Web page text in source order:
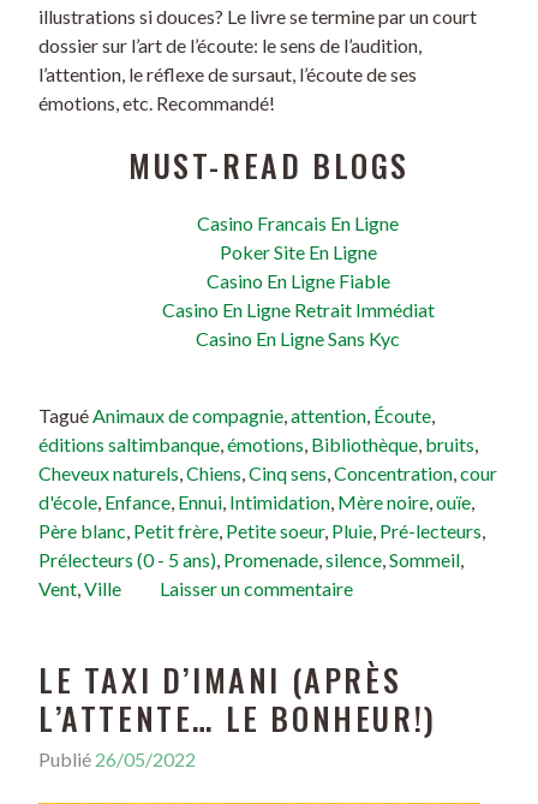
illustrations si douces? Le livre se termine par un court
dossier sur l’art de l’écoute: le sens de l’audition,
l’attention, le réflexe de sursaut, l’écoute de ses
émotions, etc. Recommandé!
MUST-READ BLOGS
Casino Francais En Ligne
Poker Site En Ligne
Casino En Ligne Fiable
Casino En Ligne Retrait Immédiat
Casino En Ligne Sans Kyc
Tagué Animaux de compagnie attention Écoute
éditions saltimbanque émotions Bibliothèque bruits
Cheveux naturels Chiens Cinq sens Concentration cour
d'école Enfance Ennui Intimidation Mère noire ouïe
Père blanc Petit frère Petite soeur, Pluie Pré-lecteurs
Prélecteurs (0 - 5 ans) Promenade silence Sommeil
Vent Ville Laisser un commentaire
LE TAXI D’IMANI (APRÈS
L’ATTENTE… LE BONHEUR!)
Publié 26/05/2022